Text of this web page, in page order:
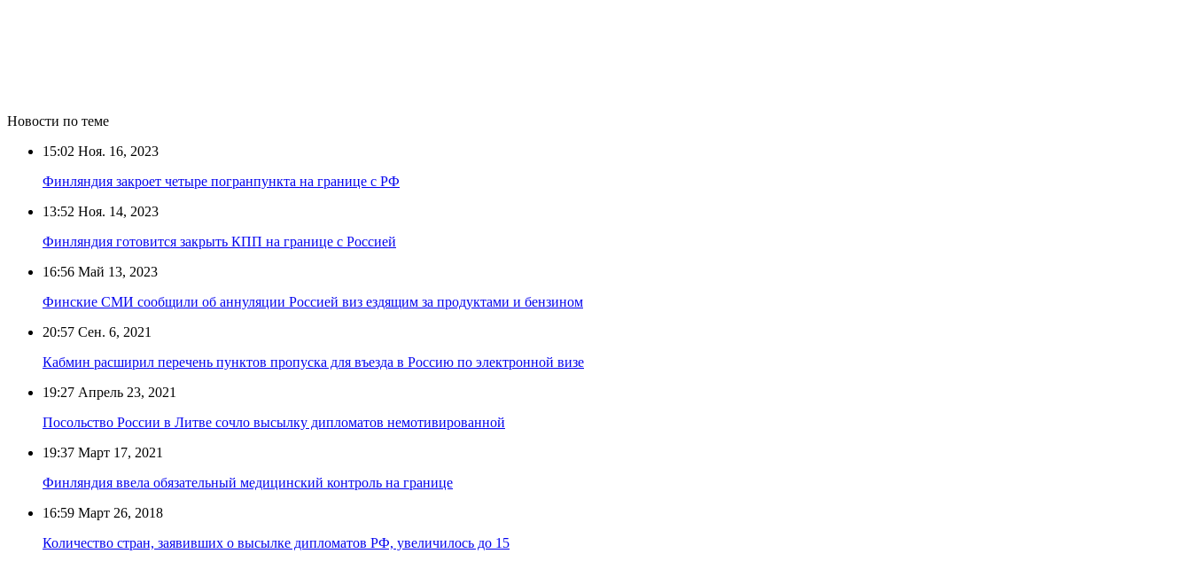
Новости по теме
15:02 Ноя. 16, 2023
Финляндия закроет четыре погранпункта на границе с РФ
13:52 Ноя. 14, 2023
Финляндия готовится закрыть КПП на границе с Россией
16:56 Май 13, 2023
Финские СМИ сообщили об аннуляции Россией виз ездящим за продуктами и бензином
20:57 Сен. 6, 2021
Кабмин расширил перечень пунктов пропуска для въезда в Россию по электронной визе
19:27 Апрель 23, 2021
Посольство России в Литве сочло высылку дипломатов немотивированной
19:37 Март 17, 2021
Финляндия ввела обязательный медицинский контроль на границе
16:59 Март 26, 2018
Количество стран, заявивших о высылке дипломатов РФ, увеличилось до 15